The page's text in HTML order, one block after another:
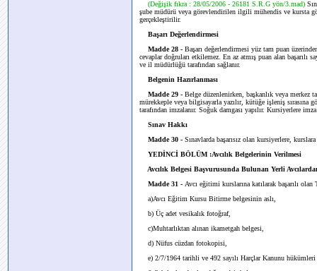
(Değişik fıkra : 28/05/2006 - 26181 S.R.G yön/3.mad)
şube müdürü veya görevlendirilen ilgili mühendis ve kursta
gerçekleştirilir.
Başarı Değerlendirmesi
Madde 28 - Başarı değerlendirmesi yüz tam puan
cevaplar doğruları etkilemez. En az atmış puan alan
ve il müdürlüğü tarafından sağlanır.
Belgenin Hazırlanması
Madde 29 - Belge düzenlenirken, başkanlık veya merkez
mürekkeple veya bilgisayarla yazılır, kütüğe işleniş sırasına
tarafından imzalanır. Soğuk damgası yapılır. Kursiyerlere
Sınav Hakkı
Madde 30 - Sınavlarda başarısız olan kursiyerlere,
YEDİNCİ BÖLÜM :Avcılık Belgelerinin Verilmesi
Avcılık Belgesi Başvurusunda Bulunan Yerli
Madde 31 - Avcı eğitimi kurslarına katılarak başarılı
a)Avcı Eğitim Kursu Bitirme belgesinin aslı,
b) Üç adet vesikalık fotoğraf,
c)Muhtarlıktan alınan ikametgah belgesi,
d) Nüfus cüzdan fotokopisi,
e) 2/7/1964 tarihli ve 492 sayılı Harçlar Kanunu hükümleri